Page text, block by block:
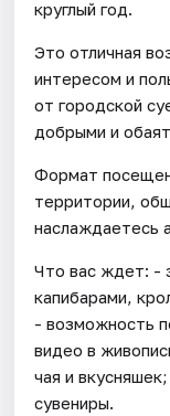
круглый год.
Это отличная
интересом и
от городской
добрыми и
Формат
территории,
наслаждаетесь
Что вас ждет: -
капибарами,
- возможность
видео в
чая и
сувениры.